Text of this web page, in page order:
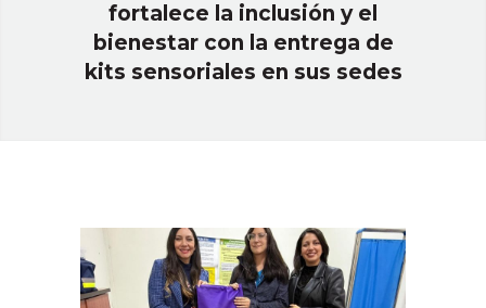
fortalece la inclusión y el
bienestar con la entrega de
kits sensoriales en sus sedes